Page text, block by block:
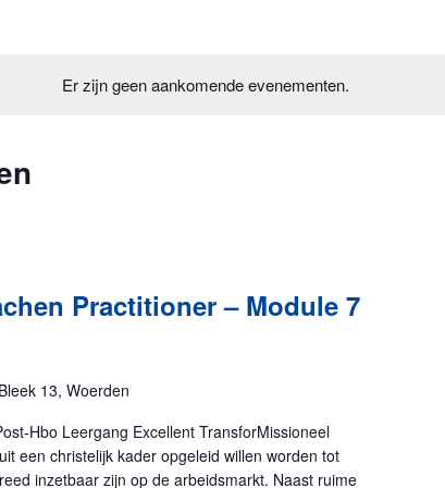
Er zijn geen aankomende evenementen.
Practitioner – Module 7
13, Woerden
Hbo Leergang Excellent TransforMissioneel
een christelijk kader opgeleid willen worden tot
inzetbaar zijn op de arbeidsmarkt. Naast ruime